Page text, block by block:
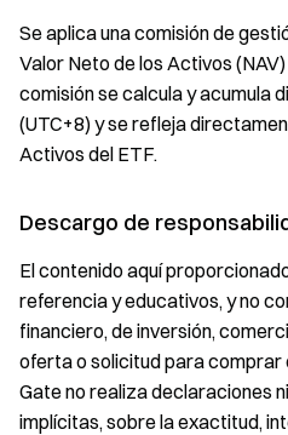
Se aplica una comisión de
Valor Neto de los Activos
comisión se calcula y acumula
(UTC+8) y se refleja
Activos del ETF.
Descargo de
El contenido aquí
referencia y educativos, y no
financiero, de inversión,
oferta o solicitud para comprar
Gate no realiza declaraciones
implícitas, sobre la exactitud,